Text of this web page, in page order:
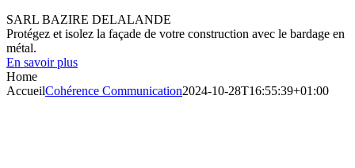
SARL BAZIRE DELALANDE
Protégez et isolez la façade de votre construction avec le bardage en
métal.
En savoir plus
Home
AccueilCohérence Communication2024-10-28T16:55:39+01:00